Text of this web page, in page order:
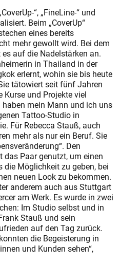
“, „FineLine-“ und
Beim „CoverUp“
eines bereits
mehr gewollt wird. Bei dem
auf die Nadelstärken an.
in Thailand in der
erlernt, wohin sie bis heute
tätowiert seit fünf Jahren
Kurse und Projekte viel
mein Mann und ich uns
Tattoo-Studio in
Für Rebecca Stauß, auch
mehr als nur ein Beruf. Sie
Den
Paar genutzt, um einen
Möglichkeit zu geben, bei
neuen Look zu bekommen.
anderem auch aus Stuttgart
am Werk. Es wurde in zwei
Im Studio selbst und in
Stauß und sein
auf den Tag zurück.
die Begeisterung in
und Kunden sehen“,